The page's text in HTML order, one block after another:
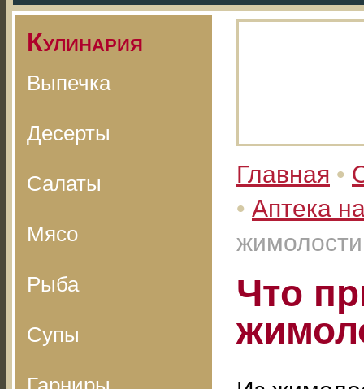
Кулинария
Выпечка
Десерты
Салаты
Мясо
Рыба
Супы
Главная •
• Аптека
жимолости
Что